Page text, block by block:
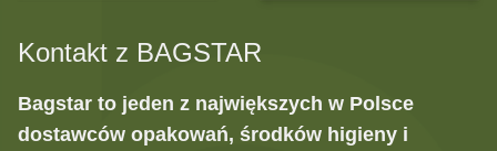
Kontakt z BAGSTAR
Bagstar to jeden z największych w Polsce
dostawców opakowań, środków higieny i